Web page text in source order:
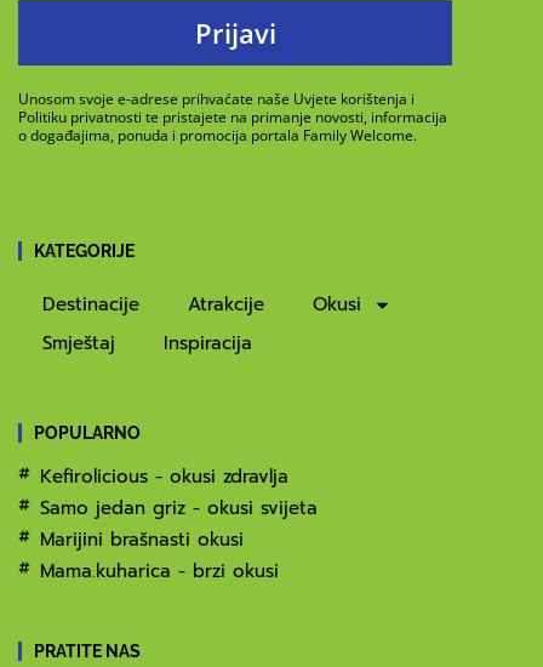
Prijavi
Unosom svoje e-adrese prihvaćate naše Uvjete korištenja i
Politiku privatnosti te pristajete na primanje novosti, informacija
o događajima, ponuda i promocija portala Family Welcome.
KATEGORIJE
Destinacije Atrakcije
Okusi
Smještaj
Inspiracija
POPULARNO
Kefirolicious - okusi zdravlja
Samo jedan griz - okusi svijeta
Marijini brašnasti okusi
Mama.kuharica - brzi okusi
PRATITE NAS